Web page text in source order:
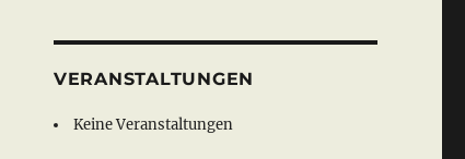
VERANSTALTUNGEN
Keine Veranstaltungen